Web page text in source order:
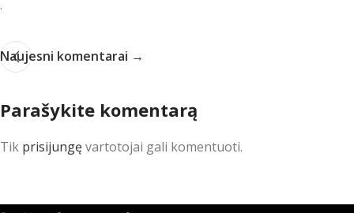
.
Naujesni komentarai →
Parašykite komentarą
Tik prisijungęvartotojai gali komentuoti.